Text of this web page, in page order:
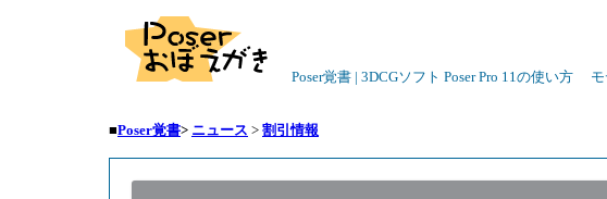
Poser覚書 | 3DCGソフト Poser Pro 11の使い方 モ
■Poser覚書> ニュース > 割引情報